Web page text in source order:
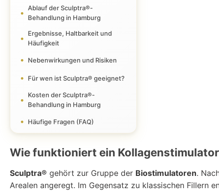
Ablauf der Sculptra®-
Behandlung in Hamburg
Ergebnisse, Haltbarkeit und
Häufigkeit
Nebenwirkungen und Risiken
Für wen ist Sculptra® geeignet?
Kosten der Sculptra®-
Behandlung in Hamburg
Häufige Fragen (FAQ)
Wie funktioniert ein
Sculptra® gehört zur Gruppe der Biostimulatoren.
Arealen angeregt. Im Gegensatz zu klassischen